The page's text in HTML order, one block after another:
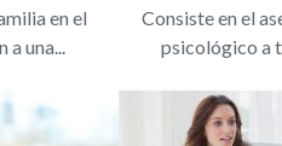
en el
a una...
Consiste en el
psicológico a